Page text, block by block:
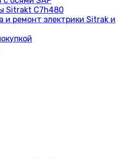
Sitrakt C7h480
и ремонт электрики Sitrak и